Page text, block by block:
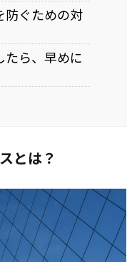
防ぐための対
たら、早めに
とは？